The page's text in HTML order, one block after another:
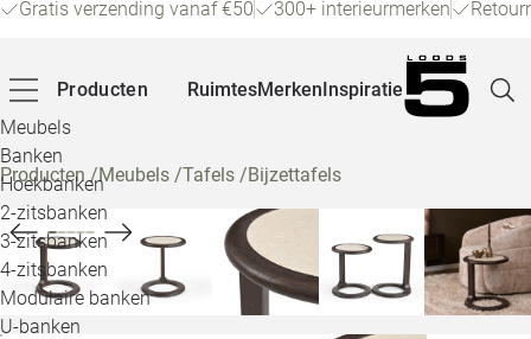
Gratis verzending vanaf €50 300+ interieurmerken
Producten
Meubels
Banken
Hoekbanken
2-zitsbanken
3-zitsbanken
4-zitsbanken
Modulaire banken
U-banken
RuimtesMerkenInspiratie
Producten/Meubels /Tafels /Bijzettafels